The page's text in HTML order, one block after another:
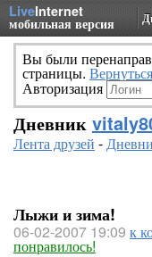
LiveInternet
мобильная версия
Вы были
страницы.
Авторизация
Дневник
Лента друзей -
Лыжи и зима!
06-02-2007 19:09 к
понравилось!